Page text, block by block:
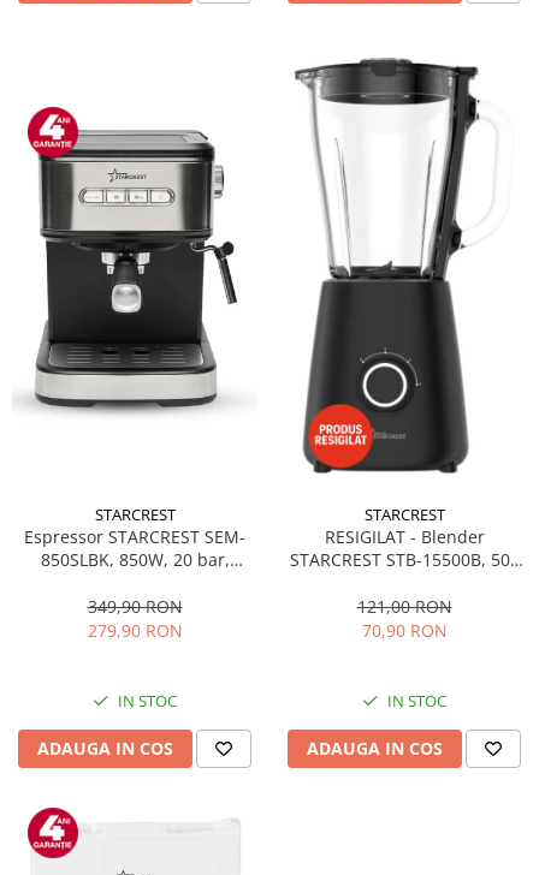
STARCREST
Espressor STARCREST SEM-
850SLBK, 850W, 20 bar,
dispozitiv spumare, filtru
dublu din inox, Negru/Inox
349,90 RON
279,90 RON
IN STOC
ADAUGA IN COS
STARCREST
RESIGILAT - Blender
STARCREST STB-15500B, 500
Pulse, Negru
121,00 RON
70,90 RON
IN STOC
ADAUGA IN COS